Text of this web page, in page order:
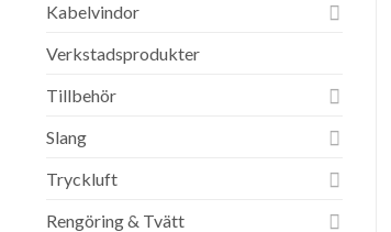
Kabelvindor
Verkstadsprodukter
Tillbehör
Slang
Tryckluft
Rengöring & Tvätt